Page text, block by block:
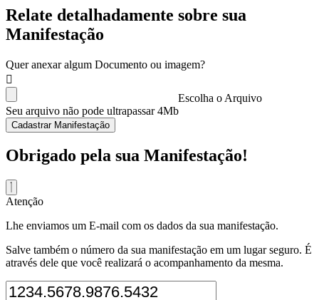
Relate detalhadamente sobre sua
Manifestação
Quer anexar algum Documento ou imagem?
Escolha o Arquivo
Seu arquivo não pode ultrapassar 4Mb
Cadastrar Manifestação
Obrigado pela sua Manifestação!
Atenção
Lhe enviamos um E-mail com os dados da sua manifestação.
Salve também o número da sua manifestação em um lugar seguro. É
através dele que você realizará o acompanhamento da mesma.